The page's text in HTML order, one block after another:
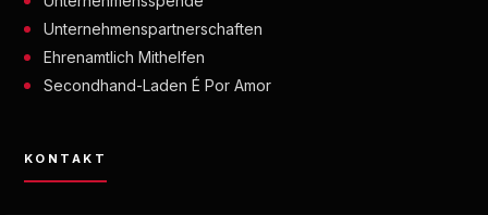
Unternehmenspartnerschaften
Ehrenamtlich Mithelfen
Secondhand-Laden É Por Amor
KONTAKT